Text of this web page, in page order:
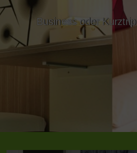
Business oder Kurztrip